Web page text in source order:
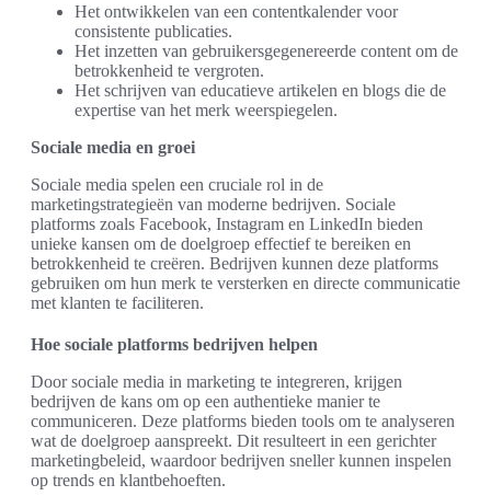
Het ontwikkelen van een contentkalender voor
consistente publicaties.
Het inzetten van gebruikersgegenereerde content om de
betrokkenheid te vergroten.
Het schrijven van educatieve artikelen en blogs die de
expertise van het merk weerspiegelen.
Sociale media en groei
Sociale media spelen een cruciale rol in de
marketingstrategieën van moderne bedrijven. Sociale
platforms zoals Facebook, Instagram en LinkedIn bieden
unieke kansen om de doelgroep effectief te bereiken en
betrokkenheid te creëren. Bedrijven kunnen deze platforms
gebruiken om hun merk te versterken en directe communicatie
met klanten te faciliteren.
Hoe sociale platforms bedrijven helpen
Door sociale media in marketing te integreren, krijgen
bedrijven de kans om op een authentieke manier te
communiceren. Deze platforms bieden tools om te analyseren
wat de doelgroep aanspreekt. Dit resulteert in een gerichter
marketingbeleid, waardoor bedrijven sneller kunnen inspelen
op trends en klantbehoeften.